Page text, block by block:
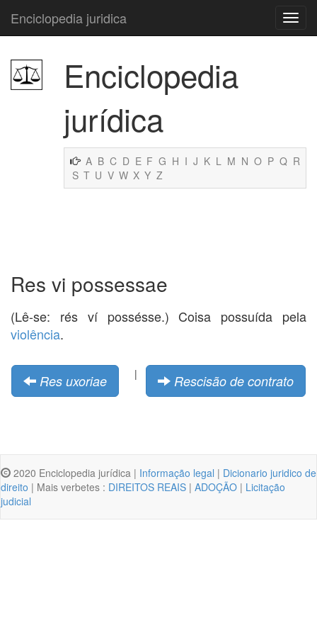
Enciclopedia juridica
Enciclopedia
jurídica
A B C D E F G H I J K L M N O P Q R
S T U V W X Y Z
Res vi possessae
(Lê-se: rés ví possésse.) Coisa possuída pela
violência.
Res uxoriae | Rescisão de contrato
2020 Enciclopedia jurídica | Informação legal | Dicionario juridico de
direito | Mais verbetes : DIREITOS REAIS | ADOÇÃO | Licitação
judicial